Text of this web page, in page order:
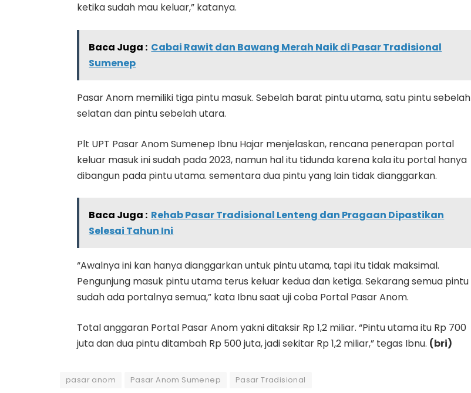
ketika sudah mau keluar,” katanya.
Baca Juga : Cabai Rawit dan Bawang Merah Naik di Pasar Tradisional
Sumenep
Pasar Anom memiliki tiga pintu masuk. Sebelah barat pintu utama, satu pintu sebelah
selatan dan pintu sebelah utara.
Plt UPT Pasar Anom Sumenep Ibnu Hajar menjelaskan, rencana penerapan portal
keluar masuk ini sudah pada 2023, namun hal itu tidunda karena kala itu portal hanya
dibangun pada pintu utama. sementara dua pintu yang lain tidak dianggarkan.
Baca Juga : Rehab Pasar Tradisional Lenteng dan Pragaan Dipastikan
Selesai Tahun Ini
“Awalnya ini kan hanya dianggarkan untuk pintu utama, tapi itu tidak maksimal.
Pengunjung masuk pintu utama terus keluar kedua dan ketiga. Sekarang semua pintu
sudah ada portalnya semua,” kata Ibnu saat uji coba Portal Pasar Anom.
Total anggaran Portal Pasar Anom yakni ditaksir Rp 1,2 miliar. “Pintu utama itu Rp 700
juta dan dua pintu ditambah Rp 500 juta, jadi sekitar Rp 1,2 miliar,” tegas Ibnu. (bri)
pasar anom Pasar Anom Sumenep Pasar Tradisional